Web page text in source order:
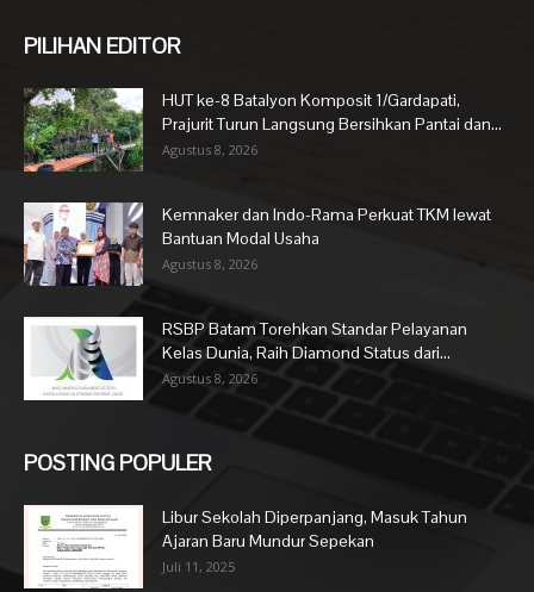
PILIHAN EDITOR
HUT ke-8 Batalyon Komposit 1/Gardapati,
Prajurit Turun Langsung Bersihkan Pantai dan...
Agustus 8, 2026
Kemnaker dan Indo-Rama Perkuat TKM lewat
Bantuan Modal Usaha
Agustus 8, 2026
RSBP Batam Torehkan Standar Pelayanan
Kelas Dunia, Raih Diamond Status dari...
Agustus 8, 2026
POSTING POPULER
Libur Sekolah Diperpanjang, Masuk Tahun
Ajaran Baru Mundur Sepekan
Juli 11, 2025